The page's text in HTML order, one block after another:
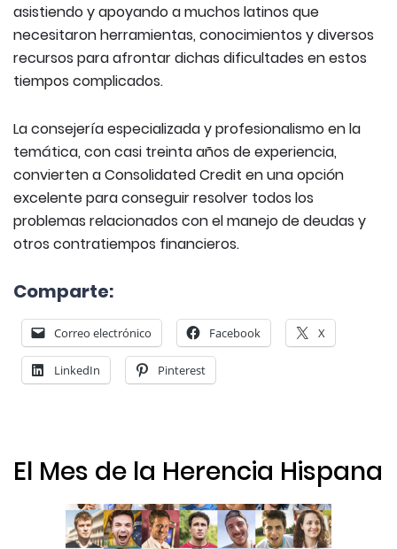
asistiendo y apoyando a muchos latinos que
necesitaron herramientas, conocimientos y diversos
recursos para afrontar dichas dificultades en estos
tiempos complicados.
La consejería especializada y profesionalismo en la
temática, con casi treinta años de experiencia,
convierten a Consolidated Credit en una opción
excelente para conseguir resolver todos los
problemas relacionados con el manejo de deudas y
otros contratiempos financieros.
Comparte:
Correo electrónico Facebook X
LinkedIn Pinterest
El Mes de la Herencia Hispana